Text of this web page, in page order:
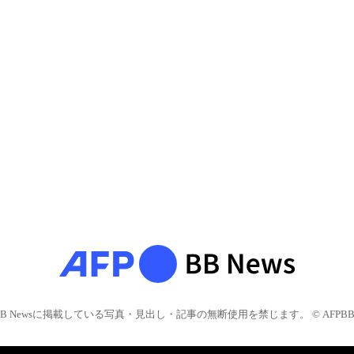
Newsに掲載している写真・見出し・記事の無断使用を禁じます。 © AFPBB